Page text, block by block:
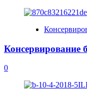
Консервирование
0